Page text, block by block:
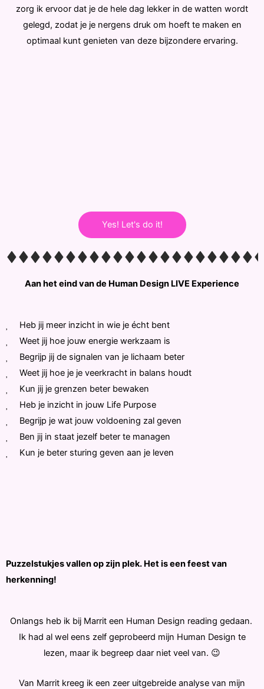
zorg ik ervoor dat je de hele dag lekker in de watten wordt
gelegd, zodat je je nergens druk om hoeft te maken en
optimaal kunt genieten van deze bijzondere ervaring.
Yes! Let's do it!
Aan het eind van de Human Design LIVE Experience
Heb jij meer inzicht in wie je écht bent
Weet jij hoe jouw energie werkzaam is
Begrijp jij de signalen van je lichaam beter
Weet jij hoe je je veerkracht in balans houdt
Kun jij je grenzen beter bewaken
Heb je inzicht in jouw Life Purpose
Begrijp je wat jouw voldoening zal geven
Ben jij in staat jezelf beter te managen
Kun je beter sturing geven aan je leven
Puzzelstukjes vallen op zijn plek. Het is een feest van
herkenning!
Onlangs heb ik bij Marrit een Human Design reading gedaan.
Ik had al wel eens zelf geprobeerd mijn Human Design te
lezen, maar ik begreep daar niet veel van. 😉
Van Marrit kreeg ik een zeer uitgebreide analyse van mijn